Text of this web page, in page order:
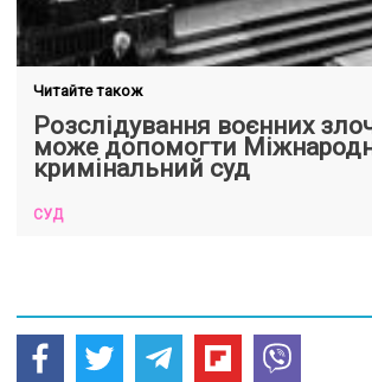
Читайте також
Розслідування воєнних
може допомогти
кримінальний суд
СУД